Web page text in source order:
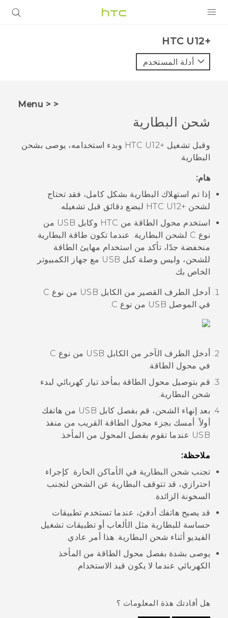
VIVE
VIVERSE
البرامج + التطبيقات
الدعم
أجهزة HTC والملحقات
HTC U12+‎
أدلة المستخدم
< < Menu
شحن البطارية
وقبل تشغيل HTC U12+‎ وبدء استخدامه، يوصى بشحن
البطارية.
هام:
إذا تم استهلاك البطارية بشكل كامل، فقد تحتاج
لشحن HTC U12+‎ لبضع دقائق قبل تشغيله.
استخدم محول الطاقة من HTC وكابل
USB من
نوع C
لشحن البطارية. عندما تكون طاقة البطارية
منخفضة جدًا، تأكد من استخدام مهايئ الطاقة
للشحن، وليس وصلة كبل USB مع جهاز الكمبيوتر
الخاص بك.
أدخل الطرف القصير من الكابل USB من نوع C
في الموصل USB من نوع C .
أدخل الطرف الآخر من الكابل USB من نوع C
في محول الطاقة.
قم بتوصيل محول الطاقة بمأخذ تيار كهربائي لبدء
شحن البطارية.
بعد إنهاء الشحن، قم بفصل كابل USB من هاتفك
أولاً. أمسك بجزء محول الطاقة القريب من منفذ
USB عندما تقوم بفصل المحول من المأخذ.
ملاحظة:
تجنب شحن البطارية في الأماكن الحارة. كإجراء
احترازي، قد تتوقف البطارية عن الشحن لتجنب
السخونة الزائدة.
قد يصبح هاتفك أدفئ، عندما تستخدم تطبيقات
حساسة للبطارية مثل الألعاب أو تطبيقات تشغيل
الفيديو أثناء شحن البطارية. هذا أمر عادي.
يوصى بشدة بفصل محول الطاقة من المأخذ
الكهربائي عندما لا يكون قيد الاستخدام.
هل أفادتك هذة المعلومات ؟